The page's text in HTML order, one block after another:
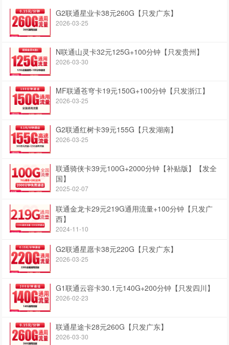
G2联通星业卡38元260G【只发广东】
2026-03-25
N联通山灵卡32元125G+100分钟【只发贵州】
2026-03-30
MF联通苍穹卡19元150G+100分钟【只发浙江】
2026-03-25
G2联通红树卡39元155G【只发湖南】
2026-03-25
联通骑侠卡39元100G+2000分钟【补贴版】【发全
国】
2025-02-07
联通金龙卡29元219G通用流量+100分钟【只发广
西】
2024-11-10
G2联通星愿卡38元220G【只发广东】
2026-03-25
G1联通云容卡30.1元140G+200分钟【只发四川】
2026-02-23
联通星途卡28元260G【只发广东】
2026-03-30